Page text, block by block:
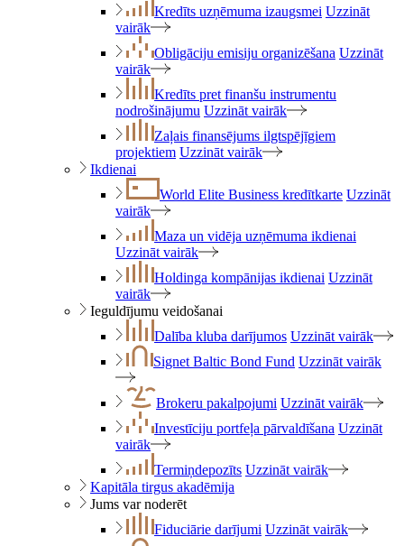
Kredīts uzņēmuma izaugsmei Uzzināt
vairāk
Obligāciju emisiju organizēšana Uzzināt
vairāk
Kredīts pret finanšu instrumentu
nodrošinājumu Uzzināt vairāk
Zaļais finansējums ilgtspējīgiem
projektiem Uzzināt vairāk
Ikdienai
World Elite Business kredītkarte Uzzināt
vairāk
Maza un vidēja uzņēmuma ikdienai
Uzzināt vairāk
Holdinga kompānijas ikdienai Uzzināt
vairāk
Ieguldījumu veidošanai
Dalība kluba darījumos Uzzināt vairāk
Signet Baltic Bond Fund Uzzināt vairāk
Brokeru pakalpojumi Uzzināt vairāk
Investīciju portfeļa pārvaldīšana Uzzināt
vairāk
Termiņdepozīts Uzzināt vairāk
Kapitāla tirgus akadēmija
Jums var noderēt
Fiduciārie darījumi Uzzināt vairāk